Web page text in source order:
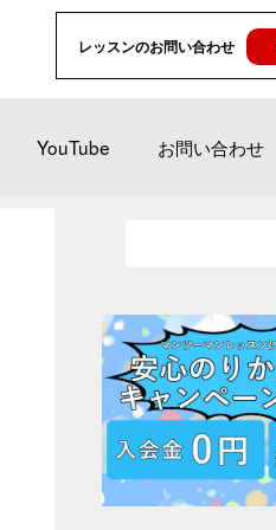
レッスンのお問い合わせ
YouTube お問い合わせ